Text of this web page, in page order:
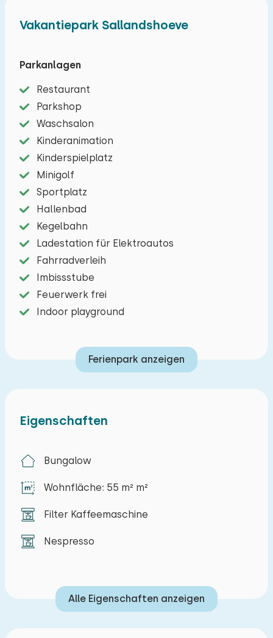
Sportplätze. Während der Ferienzeiten werden
organisiert. Kurzum, ein fantastischer Ferienpark
Gemütlich eingerichtetes Wohnzimmer mit Ess-
und Sitzecke mit Flachbildfernseher. Die offene
Küche ist ausgestattet mit Geschirrspüler,
Kühlschrank, 4-Flammen-Herd, Wasserkocher,
Mikrowelle, Kaffeemaschine (Filter) und Geschirr.
Es gibt zwei Schlafzimmer (eines im
Obergeschoss, eines im Erdgeschoss) mit jeweils
zwei Einzelbetten. Im Erdgeschoss gibt es eine
geräumige Dusche mit Waschbecken und eine
separate Toilette. Durch die Schiebetüren im
Wohnzimmer betreten Sie den großzügigen
Garten mit Terrasse mit Gartenmöbeln.
Parken: Platz für ein Auto am Ferienhaus.
Eigenschaften
Bungalow
Wohnfläche: 55 m² m²
Filter Kaffeemaschine
Nespresso
Alle Eigenschaften anzeigen
Vakantiepark Sallandshoeve
Parkanlagen
Restaurant
Parkshop
Waschsalon
Kinderanimation
Kinderspielplatz
Minigolf
Sportplatz
Hallenbad
Kegelbahn
Ladestation für Elektroautos
Fahrradverleih
Imbissstube
Feuerwerk frei
Indoor playground
Ferienpark anzeigen